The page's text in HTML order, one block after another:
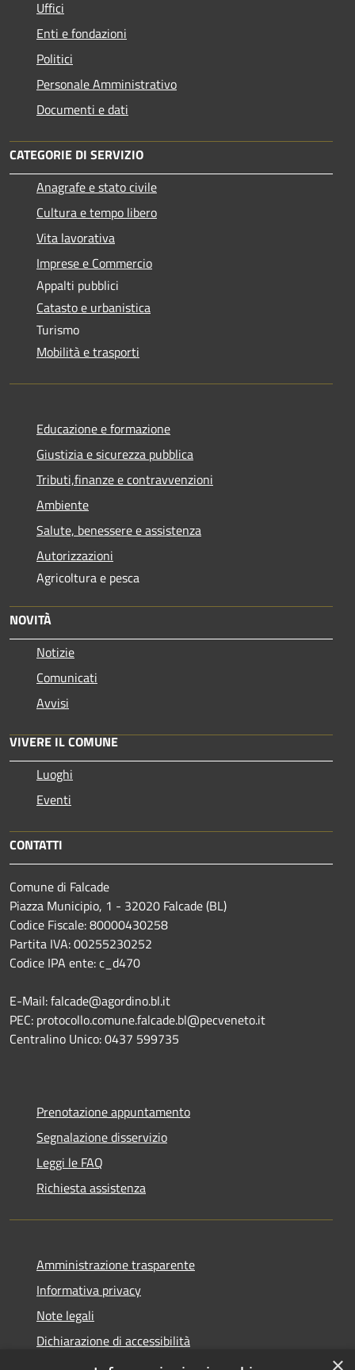
Uffici
Enti e fondazioni
Politici
Personale Amministrativo
Documenti e dati
CATEGORIE DI SERVIZIO
Anagrafe e stato civile
Cultura e tempo libero
Vita lavorativa
Imprese e Commercio
Appalti pubblici
Catasto e urbanistica
Turismo
Mobilità e trasporti
Educazione e formazione
Giustizia e sicurezza pubblica
Tributi,finanze e contravvenzioni
Ambiente
Salute, benessere e assistenza
Autorizzazioni
Agricoltura e pesca
NOVITÀ
Notizie
Comunicati
Avvisi
VIVERE IL COMUNE
Luoghi
Eventi
CONTATTI
Comune di Falcade
Piazza Municipio, 1 - 32020 Falcade (BL)
Codice Fiscale: 80000430258
Partita IVA: 00255230252
Codice IPA ente: c_d470
E-Mail: falcade@agordino.bl.it
PEC: protocollo.comune.falcade.bl@pecveneto.it
Centralino Unico: 0437 599735
Prenotazione appuntamento
Segnalazione disservizio
Leggi le FAQ
Richiesta assistenza
Amministrazione trasparente
Informativa privacy
Note legali
Dichiarazione di accessibilità
Dichiarazione di accessibilità App Municipium